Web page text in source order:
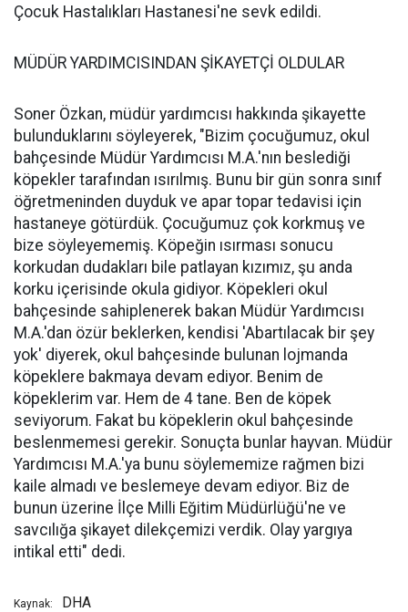
Çocuk Hastalıkları Hastanesi'ne sevk edildi.
MÜDÜR YARDIMCISINDAN ŞİKAYETÇİ OLDULAR
Soner Özkan, müdür yardımcısı hakkında şikayette
bulunduklarını söyleyerek, "Bizim çocuğumuz, okul
bahçesinde Müdür Yardımcısı M.A.'nın beslediği
köpekler tarafından ısırılmış. Bunu bir gün sonra sınıf
öğretmeninden duyduk ve apar topar tedavisi için
hastaneye götürdük. Çocuğumuz çok korkmuş ve
bize söyleyememiş. Köpeğin ısırması sonucu
korkudan dudakları bile patlayan kızımız, şu anda
korku içerisinde okula gidiyor. Köpekleri okul
bahçesinde sahiplenerek bakan Müdür Yardımcısı
M.A.'dan özür beklerken, kendisi 'Abartılacak bir şey
yok' diyerek, okul bahçesinde bulunan lojmanda
köpeklere bakmaya devam ediyor. Benim de
köpeklerim var. Hem de 4 tane. Ben de köpek
seviyorum. Fakat bu köpeklerin okul bahçesinde
beslenmemesi gerekir. Sonuçta bunlar hayvan. Müdür
Yardımcısı M.A.'ya bunu söylememize rağmen bizi
kaile almadı ve beslemeye devam ediyor. Biz de
bunun üzerine İlçe Milli Eğitim Müdürlüğü'ne ve
savcılığa şikayet dilekçemizi verdik. Olay yargıya
intikal etti" dedi.
Kaynak: DHA